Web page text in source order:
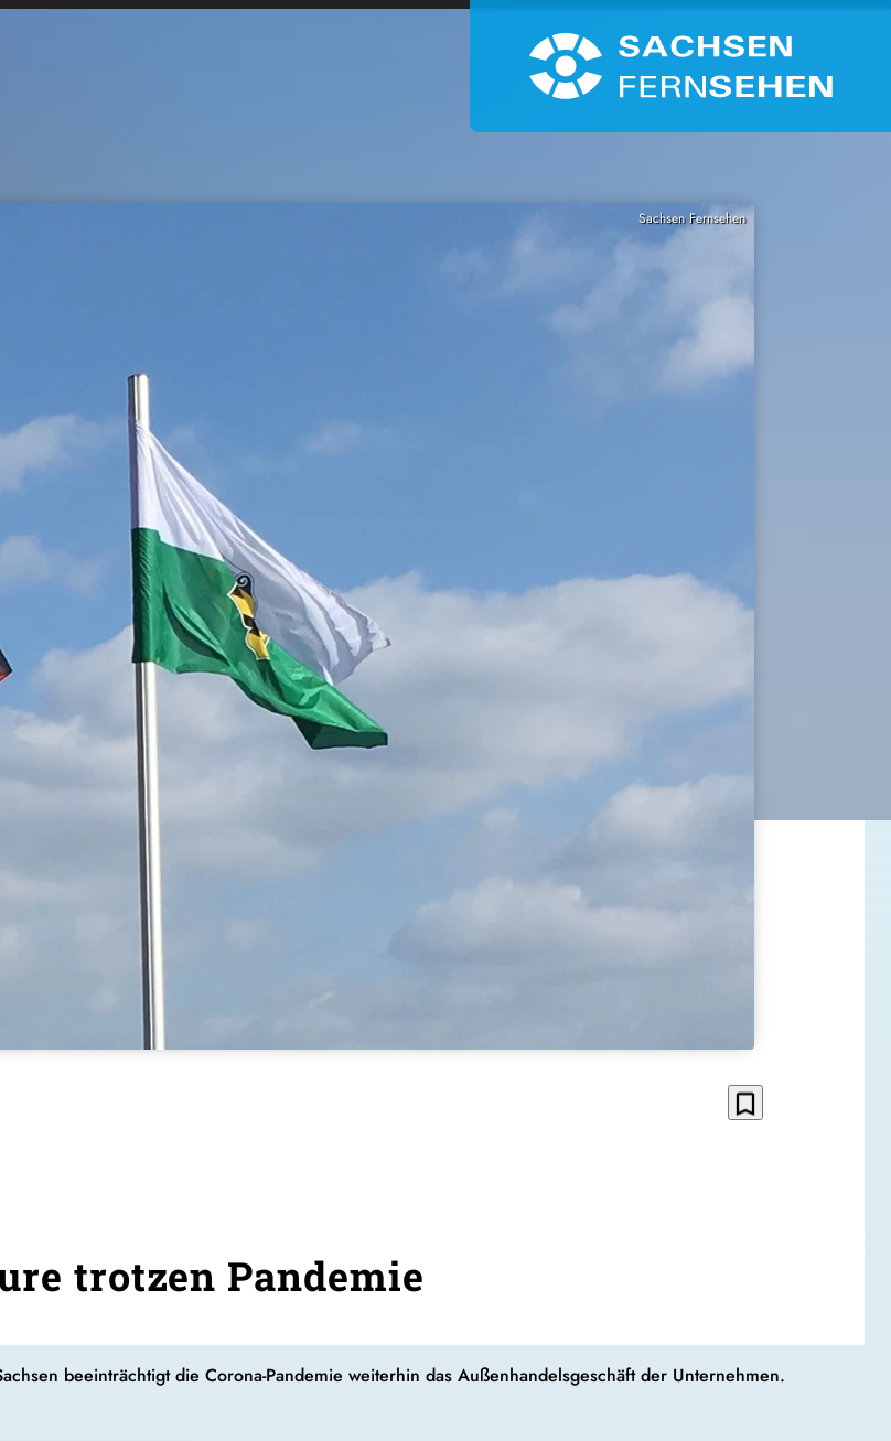
Sachsen Fernsehen
bookmark_border
trotzen Pandemie
beeinträchtigt die Corona-Pandemie weiterhin das Außenhandelsgeschäft der Unternehmen.